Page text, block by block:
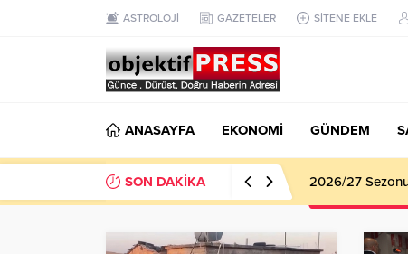
ASTROLOJİ GAZETELER SİTENE EKLE
ANASAYFA EKONOMİ GÜNDEM
SON DAKİKA 2026/27